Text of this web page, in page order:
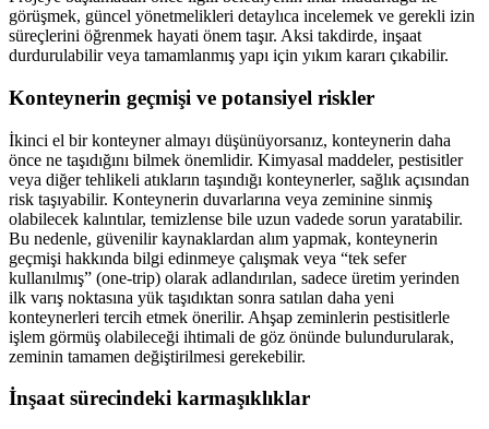
görüşmek, güncel yönetmelikleri detaylıca incelemek ve gerekli izin
süreçlerini öğrenmek hayati önem taşır. Aksi takdirde, inşaat
durdurulabilir veya tamamlanmış yapı için yıkım kararı çıkabilir.
Konteynerin geçmişi ve potansiyel riskler
İkinci el bir konteyner almayı düşünüyorsanız, konteynerin daha
önce ne taşıdığını bilmek önemlidir. Kimyasal maddeler, pestisitler
veya diğer tehlikeli atıkların taşındığı konteynerler, sağlık açısından
risk taşıyabilir. Konteynerin duvarlarına veya zeminine sinmiş
olabilecek kalıntılar, temizlense bile uzun vadede sorun yaratabilir.
Bu nedenle, güvenilir kaynaklardan alım yapmak, konteynerin
geçmişi hakkında bilgi edinmeye çalışmak veya “tek sefer
kullanılmış” (one-trip) olarak adlandırılan, sadece üretim yerinden
ilk varış noktasına yük taşıdıktan sonra satılan daha yeni
konteynerleri tercih etmek önerilir. Ahşap zeminlerin pestisitlerle
işlem görmüş olabileceği ihtimali de göz önünde bulundurularak,
zeminin tamamen değiştirilmesi gerekebilir.
İnşaat sürecindeki karmaşıklıklar